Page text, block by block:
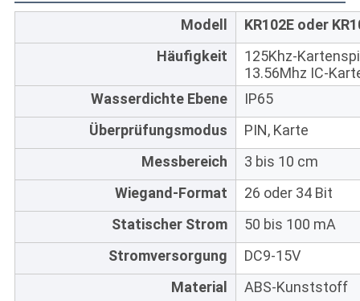
Modell
KR102E oder
Häufigkeit
125Khz-
13.56Mhz IC-
Wasserdichte Ebene
IP65
Überprüfungsmodus
PIN, Karte
Messbereich
3 bis 10 cm
Wiegand-Format
26 oder 34 Bit
Statischer Strom
50 bis 100 mA
Stromversorgung
DC9-15V
Material
ABS-Kunststoff